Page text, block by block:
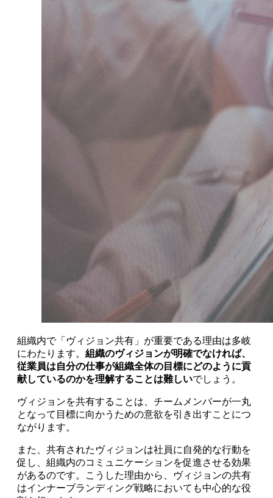
組織内で「ヴィジョン共有」が重要である理由は多岐
にわたります。 組織のヴィジョンが明確でなければ、
従業員は自分の仕事が組織全体の目標にどのように貢
献しているのかを理解することは難しいでしょう。
ヴィジョンを共有することは、チームメンバーが一丸
となって目標に向かうための意欲を引き出すことにつ
ながります。
また、共有されたヴィジョンは社員に自発的な行動を
促し、組織内のコミュニケーションを促進させる効果
があるのです。こうした理由から、ヴィジョンの共有
はインナーブランディング戦略においても中心的な役